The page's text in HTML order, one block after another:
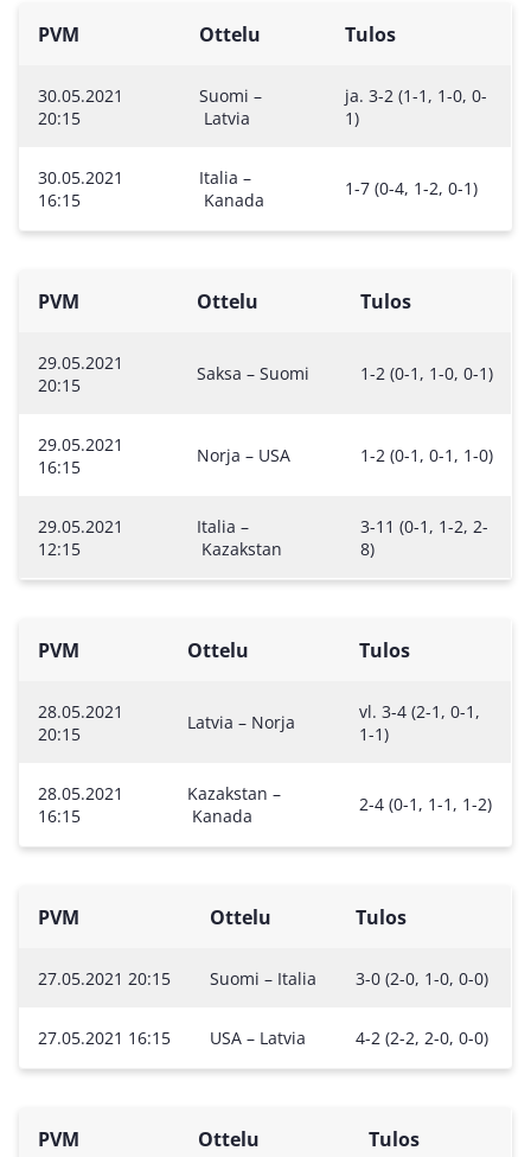
PVM Ottelu Tulos
30.05.2021
20:15
Suomi –
Latvia
ja. 3-2 (1-1, 1-0, 0-
1)
30.05.2021
16:15
Italia –
Kanada
1-7 (0-4, 1-2, 0-1)
PVM Ottelu Tulos
29.05.2021
20:15
Saksa – Suomi 1-2 (0-1, 1-0, 0-1)
29.05.2021
16:15
Norja – USA 1-2 (0-1, 0-1, 1-0)
29.05.2021
12:15
Italia –
Kazakstan
3-11 (0-1, 1-2, 2-
8)
PVM Ottelu Tulos
28.05.2021
20:15
Latvia – Norja
vl. 3-4 (2-1, 0-1,
1-1)
28.05.2021
16:15
Kazakstan –
Kanada
2-4 (0-1, 1-1, 1-2)
PVM Ottelu Tulos
27.05.2021 20:15 Suomi – Italia 3-0 (2-0, 1-0, 0-0)
27.05.2021 16:15 USA – Latvia 4-2 (2-2, 2-0, 0-0)
PVM Ottelu Tulos